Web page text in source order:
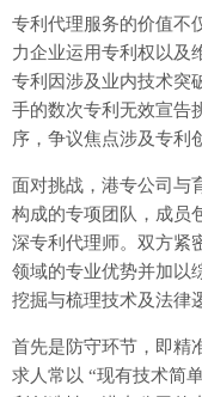
专利代理服务的价值不
力企业运用专利权以及
专利因涉及业内技术突
手的数次专利无效宣告
序，争议焦点涉及专利
面对挑战，港专公司与
构成的专项团队，成员
深专利代理师。双方紧
领域的专业优势并加以
挖掘与梳理技术及法律
首先是防守环节，即精
求人常以 “现有技术简